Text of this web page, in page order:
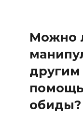
Можно
другим
обиды?